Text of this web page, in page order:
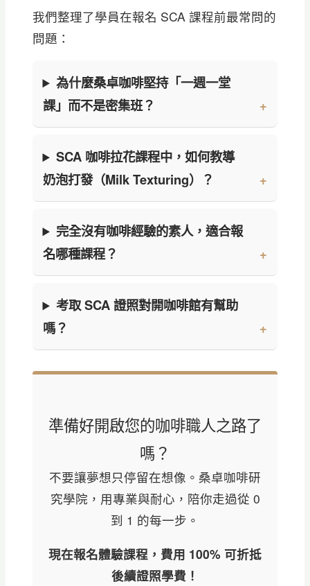
我們整理了學員在報名 SCA 課程前最常問的
問題：
為什麼桑卓咖啡堅持「一週一堂
課」而不是密集班？
SCA 咖啡拉花課程中，如何教導
奶泡打發（Milk Texturing）？
完全沒有咖啡經驗的素人，適合報
名哪種課程？
考取 SCA 證照對開咖啡館有幫助
嗎？
準備好開啟您的咖啡職人之路了
嗎？
不要讓夢想只停留在想像。桑卓咖啡研
究學院，用專業與耐心，陪你走過從 0
到 1 的每一步。
現在報名體驗課程，費用 100% 可折抵
後續證照學費！